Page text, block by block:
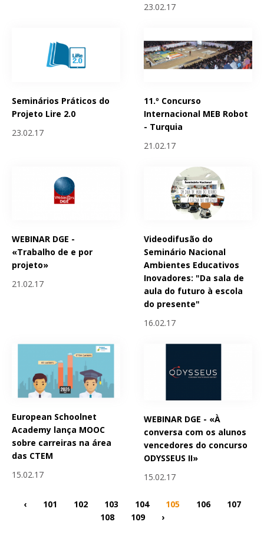
23.02.17
Seminários Práticos do
Projeto Lire 2.0
23.02.17
11.º Concurso
Internacional MEB Robot
- Turquia
21.02.17
WEBINAR DGE -
«Trabalho de e por
projeto»
21.02.17
Videodifusão do
Seminário Nacional
Ambientes Educativos
Inovadores: "Da sala de
aula do futuro à escola
do presente"
16.02.17
European Schoolnet
Academy lança MOOC
sobre carreiras na área
das CTEM
15.02.17
WEBINAR DGE - «À
conversa com os alunos
vencedores do concurso
ODYSSEUS II»
15.02.17
‹ 101 102 103 104 105 106
107
108
109 ›